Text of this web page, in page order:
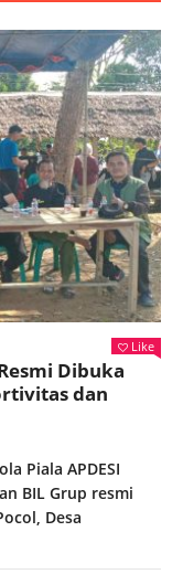
Like
Dibuka
dan
Piala APDESI
BIL Grup resmi
Desa